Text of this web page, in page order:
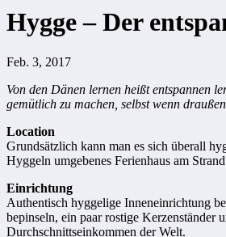
Hygge – Der
Feb. 3, 2017
Von den Dänen lernen heißt entspannen
gemütlich zu machen, selbst wenn
Location
Grundsätzlich kann man es sich überall
Hyggeln umgebenes Ferienhaus am
Einrichtung
Authentisch hyggelige Inneneinrichtung
bepinseln, ein paar rostige Kerzenständer
Durchschnittseinkommen der Welt.